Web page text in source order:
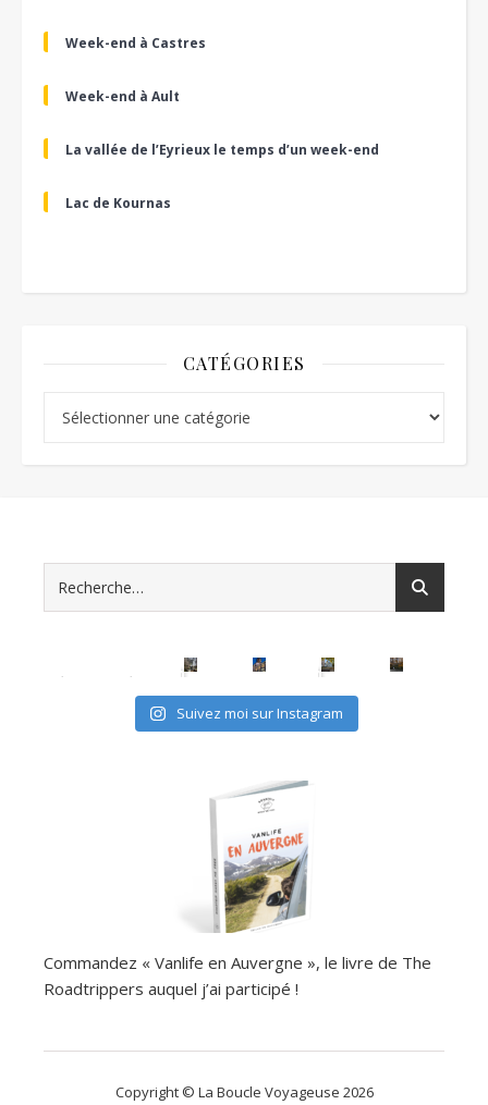
Week-end à Castres
Week-end à Ault
La vallée de l’Eyrieux le temps d’un week-end
Lac de Kournas
CATÉGORIES
avec les (mini) kids, c'est possible
Suivez moi sur Instagram
Commandez « Vanlife en Auvergne », le livre de The
Roadtrippers auquel j’ai participé !
Copyright © La Boucle Voyageuse 2026